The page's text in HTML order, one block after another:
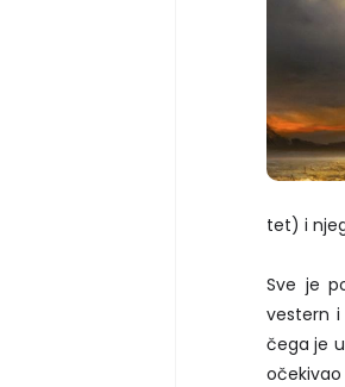
tet) i
Sve je
vestern
čega je